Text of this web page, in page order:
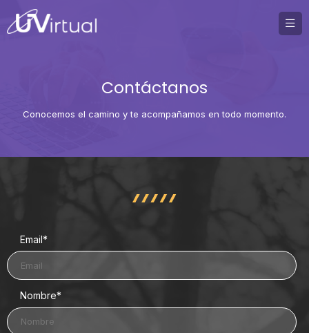
Contáctanos
Conocemos el camino y te acompañamos en todo momento.
Email*
Nombre*